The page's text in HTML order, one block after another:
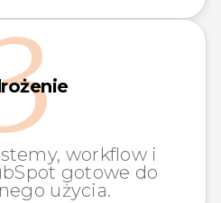
workflow i
gotowe do
użycia.